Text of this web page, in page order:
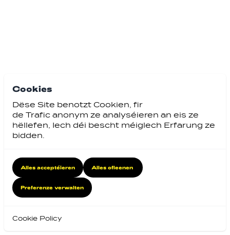
Cookies
Dëse Site benotzt Cookien, fir
de Trafic anonym ze analyséieren an eis ze
hëllefen, Iech déi bescht méiglech Erfarung ze
bidden.
Alles acceptéieren Alles ofleenen
Preferenze verwalten
Cookie Policy